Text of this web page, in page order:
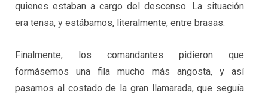
quienes estaban a cargo del descenso. La situación
era tensa, y estábamos, literalmente, entre brasas.
Finalmente, los comandantes pidieron que
formásemos una fila mucho más angosta, y así
pasamos al costado de la gran llamarada, que seguía